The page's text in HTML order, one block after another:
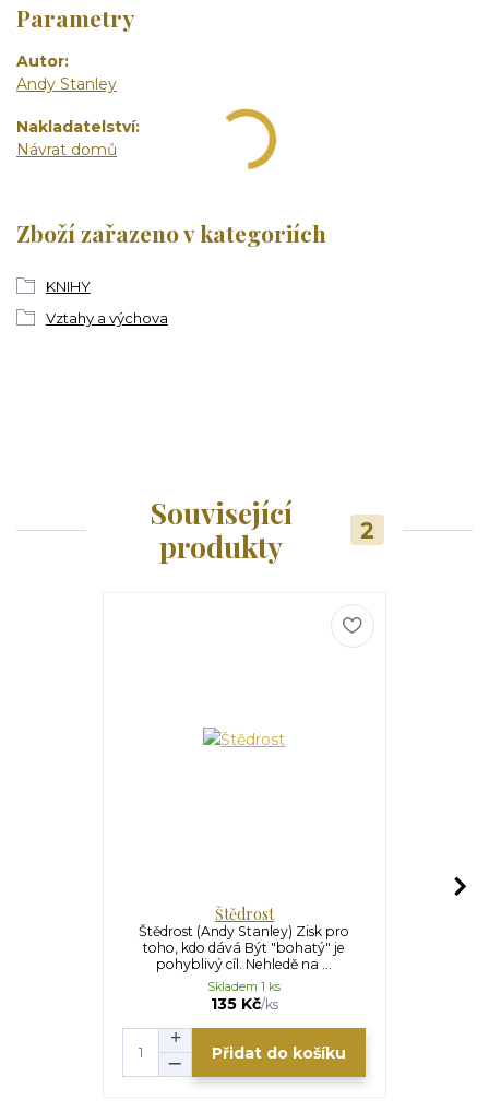
Parametry
Autor
Andy Stanley
Nakladatelství
Návrat domů
Zboží zařazeno v kategoriích
KNIHY
Vztahy a výchova
Související
produkty
2
Štědrost
Štědrost (Andy Stanley) Zisk pro
toho, kdo dává Být "bohatý" je
pohyblivý cíl. Nehledě na ...
135 Kč/ks
Skladem 1 ks
Přidat do košíku